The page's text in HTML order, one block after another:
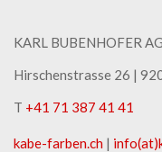
KARL BUBENHOFER AG
Hirschenstrasse 26 |
T +41 71 387 41 41
kabe-​farben.ch |